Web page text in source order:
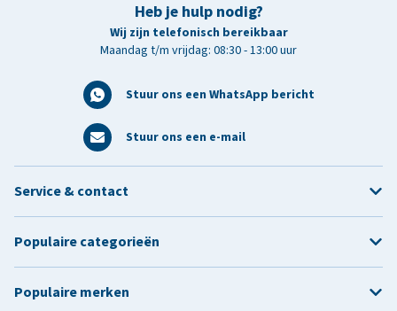
Heb je hulp nodig?
Wij zijn telefonisch bereikbaar
Maandag t/m vrijdag: 08:30 - 13:00 uur
Stuur ons een WhatsApp bericht
Stuur ons een e-mail
Service & contact
Populaire categorieën
Populaire merken